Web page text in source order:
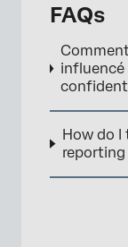
FAQs
influencé
How do I
reporting